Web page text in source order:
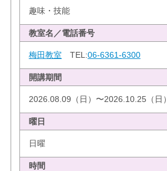
趣味・技能
教室名／電話番号
梅田教室 TEL:06-6361-6300
開講期間
2026.08.09（日）〜2026.10.25（日）
曜日
日曜
時間